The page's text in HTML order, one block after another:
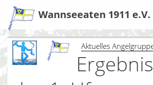
Zum
Inhalt
Wannseeaten 1911 e.V.
Aktuelles